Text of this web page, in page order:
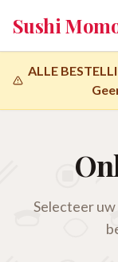
Sushi
ALLE
Selecteer